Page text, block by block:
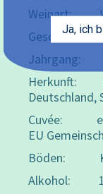
Weinart:
Geschmack:
Jahrgang:
Herkunft:
Deutschland,
Cuvée:
EU
Böden:
Alkohol:
Ja, ich